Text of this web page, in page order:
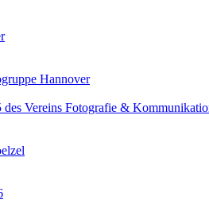
Hannover
des Vereins Fotografie &